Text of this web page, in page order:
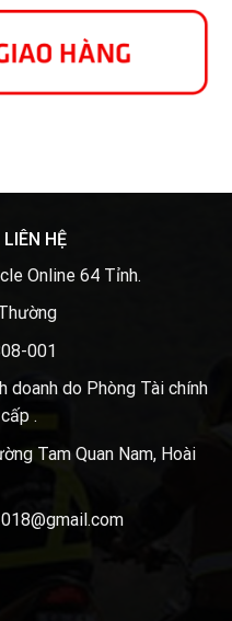
HỆ
Online 64 Tỉnh.
001
doanh do Phòng Tài chính
.
Tam Quan Nam, Hoài